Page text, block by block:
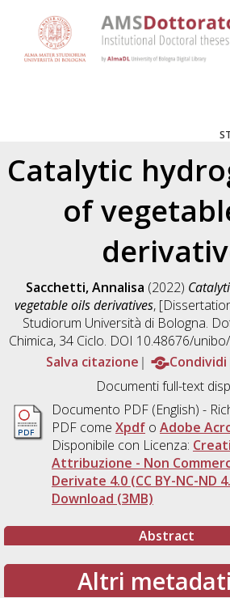
Catalytic
of
Sacchetti, Annalisa (2022)
vegetable oils derivatives,
Studiorum Università di Bologna.
Chimica, 34 Ciclo. DOI 10.48676/
Salva citazione
Condividi
Documenti full-text
Documento PDF(English) -
PDF come Xpdfo Adobe
Disponibile con Licenza:
Attribuzione - Non
Derivate 4.0 (CC BY-NC-ND
Download (3MB)
Abstract
Altri metadati